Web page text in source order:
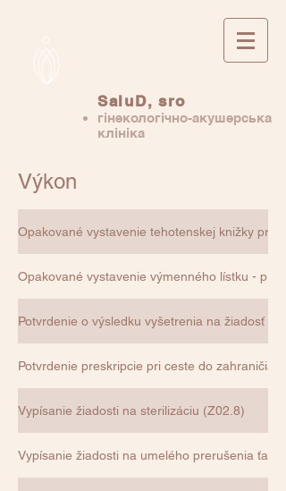
SaluD, sro
гінекологічно-акушерська
клініка
Výkon
Opakované vystavenie tehotenskej knižky pre
Opakované vystavenie výmenného lístku - pre
Potvrdenie o výsledku vyšetrenia na žiadosť
Potvrdenie preskripcie pri ceste do zahraničia
Vypísanie žiadosti na sterilizáciu (Z02.8)
Vypísanie žiadosti na umelého prerušenia